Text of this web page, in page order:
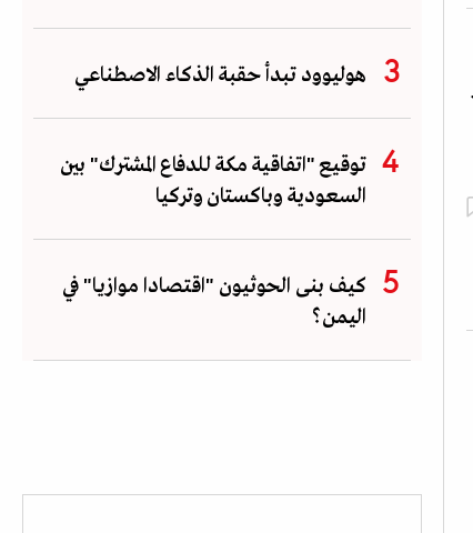
هوليوود تبدأ حقبة الذكاء الاصطناعي
توقيع "اتفاقية مكة للدفاع المشترك" بين
السعودية وباكستان وتركيا
كيف بنى الحوثيون "اقتصادا موازيا" في
اليمن؟